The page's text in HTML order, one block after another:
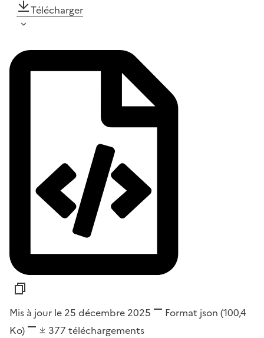
Télécharger
Mis à jour le 25 décembre 2025 Format json (100,4
Ko)
377 téléchargements